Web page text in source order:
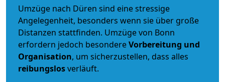
Umzüge nach Düren sind eine stressige
Angelegenheit, besonders wenn sie über große
Distanzen stattfinden. Umzüge von Bonn
erfordern jedoch besondereVorbereitung und
Organisation, um sicherzustellen, dass alles
reibungslosverläuft.